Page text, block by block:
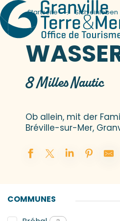
Startseite Sich einleben
8 Milles Nautic
Ob allein, mit der
Bréville-sur-Mer,
COMMUNES